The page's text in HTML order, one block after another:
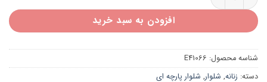
افزودن به سبد خرید
شناسه محصول: E41066
دسته: زنانه, شلوار, شلوار پارچه ای